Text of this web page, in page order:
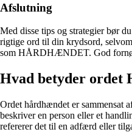
Afslutning
Med disse tips og strategier bør
rigtige ord til din krydsord,
som HÅRDHÆNDET. God
Hvad betyder
Ordet hårdhændet er sammensat
beskriver en person eller et
refererer det til en adfærd eller